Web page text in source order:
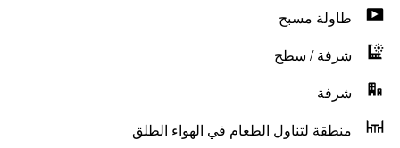
طاولة مسبح
شرفة / سطح
شرفة
منطقة لتناول الطعام في الهواء الطلق